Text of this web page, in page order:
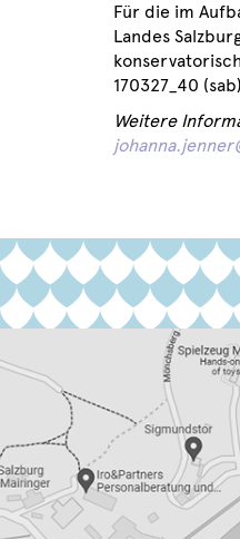
Für die im
Landes
170327_40 (sab)
Weitere